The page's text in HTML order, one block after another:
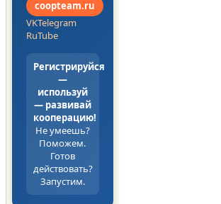
coopteam.ru
VKTelegram
RuTube
Регистрируйся
—
используй
— развивай
кооперацию!
Не умеешь?
Поможем.
Готов
действовать?
Запустим.